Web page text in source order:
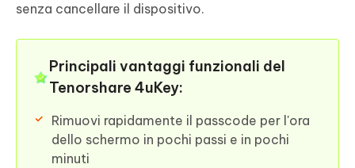
senza cancellare il dispositivo.
Principali vantaggi funzionali del
Tenorshare 4uKey:
Rimuovi rapidamente il passcode per l'ora
dello schermo in pochi passi e in pochi
minuti